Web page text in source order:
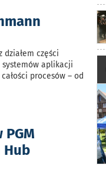
działem części
systemów aplikacji
procesów – od